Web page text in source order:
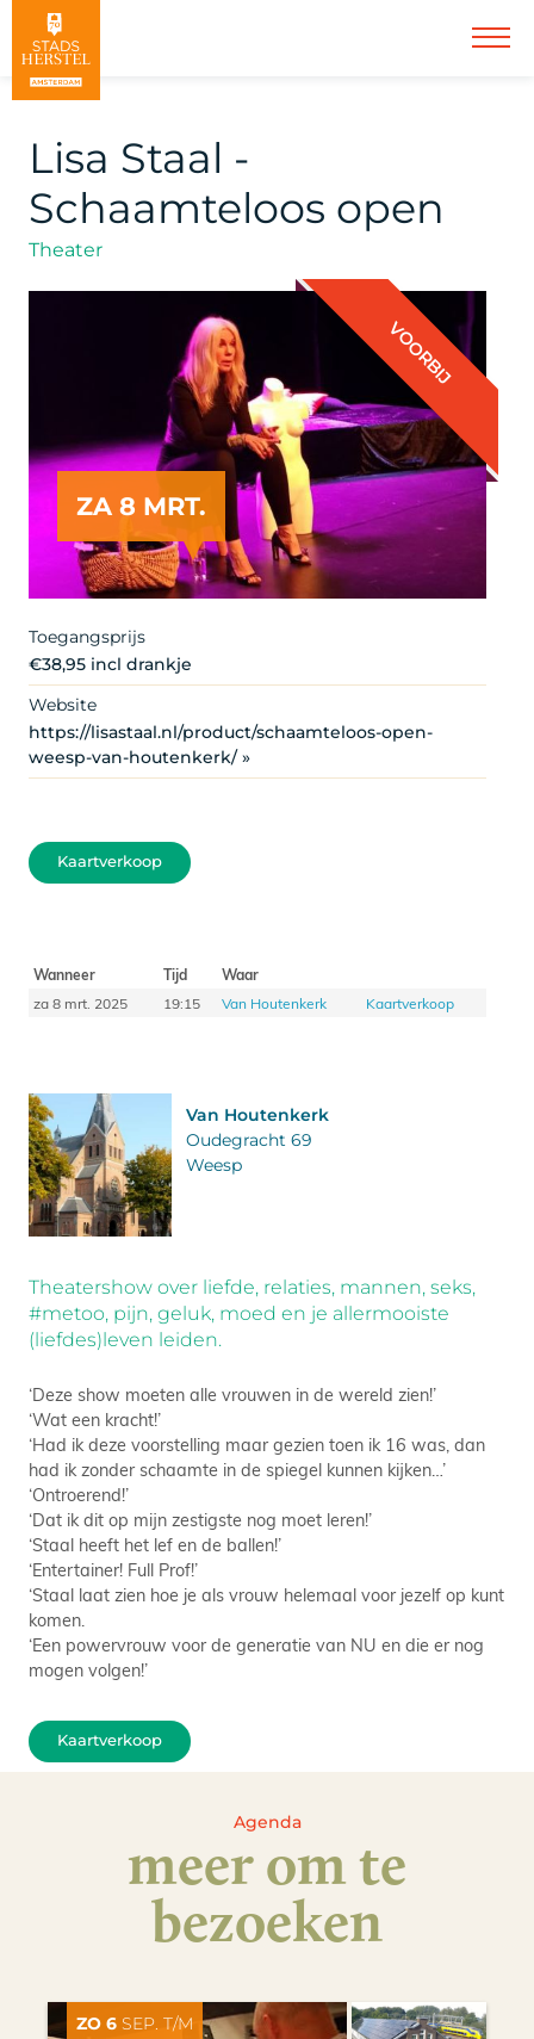
Lisa Staal -
Schaamteloos open
Theater
ZA 8 MRT.
VOORBIJ
Toegangsprijs
€38,95 incl drankje
Website
https://lisastaal.nl/product/schaamteloos-open-
weesp-van-houtenkerk/ »
Kaartverkoop
Wanneer Tijd
Waar
za 8 mrt. 2025
19:15 Van Houtenkerk Kaartverkoop
Van Houtenkerk
Oudegracht 69
Weesp
Theatershow over liefde, relaties, mannen, seks,
#metoo, pijn, geluk, moed en je allermooiste
(liefdes)leven leiden.
‘Deze show moeten alle vrouwen in de wereld zien!’
‘Wat een kracht!’
‘Had ik deze voorstelling maar gezien toen ik 16 was, dan
had ik zonder schaamte in de spiegel kunnen kijken…’
‘Ontroerend!’
‘Dat ik dit op mijn zestigste nog moet leren!’
‘Staal heeft het lef en de ballen!’
‘Entertainer! Full Prof!’
‘Staal laat zien hoe je als vrouw helemaal voor jezelf op kunt
komen.
‘Een powervrouw voor de generatie van NU en die er nog
mogen volgen!’
Kaartverkoop
Agenda
meer om te
bezoeken
ZO 6 SEP. T/M